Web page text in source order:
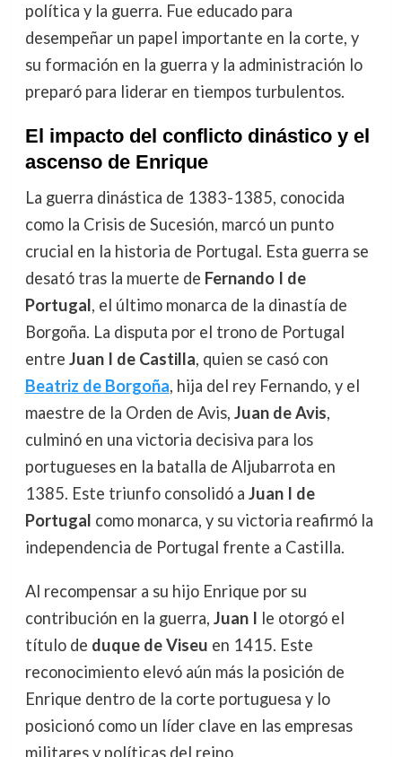
política y la guerra. Fue educado para
desempeñar un papel importante en la corte, y
su formación en la guerra y la administración lo
preparó para liderar en tiempos turbulentos.
El impacto del conflicto dinástico y el
ascenso de Enrique
La guerra dinástica de 1383-1385, conocida
como la Crisis de Sucesión, marcó un punto
crucial en la historia de Portugal. Esta guerra se
desató tras la muerte de Fernando I de
Portugal, el último monarca de la dinastía de
Borgoña. La disputa por el trono de Portugal
entre Juan I de Castilla, quien se casó con
Beatriz de Borgoña, hija del rey Fernando, y el
maestre de la Orden de Avis, Juan de Avis,
culminó en una victoria decisiva para los
portugueses en la batalla de Aljubarrota en
1385. Este triunfo consolidó a Juan I de
Portugal como monarca, y su victoria reafirmó la
independencia de Portugal frente a Castilla.
Al recompensar a su hijo Enrique por su
contribución en la guerra, Juan I le otorgó el
título de duque de Viseu en 1415. Este
reconocimiento elevó aún más la posición de
Enrique dentro de la corte portuguesa y lo
posicionó como un líder clave en las empresas
militares y políticas del reino.